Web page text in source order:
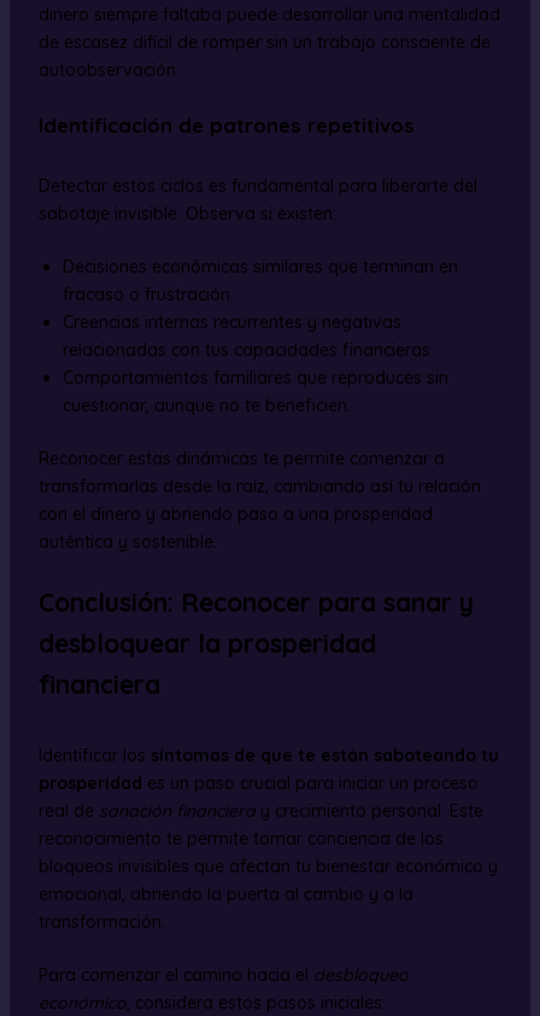
dinero siempre faltaba puede desarrollar una mentalidad
de escasez difícil de romper sin un trabajo consciente de
autoobservación.
Identificación de patrones repetitivos
Detectar estos ciclos es fundamental para liberarte del
sabotaje invisible. Observa si existen:
Decisiones económicas similares que terminan en
fracaso o frustración.
Creencias internas recurrentes y negativas
relacionadas con tus capacidades financieras.
Comportamientos familiares que reproduces sin
cuestionar, aunque no te beneficien.
Reconocer estas dinámicas te permite comenzar a
transformarlas desde la raíz, cambiando así tu relación
con el dinero y abriendo paso a una prosperidad
auténtica y sostenible.
Conclusión: Reconocer para sanar y
desbloquear la prosperidad
financiera
Identificar los síntomas de que te están saboteando tu
prosperidad es un paso crucial para iniciar un proceso
real de sanación financieray crecimiento personal. Este
reconocimiento te permite tomar conciencia de los
bloqueos invisibles que afectan tu bienestar económico y
emocional, abriendo la puerta al cambio y a la
transformación.
Para comenzar el camino hacia el desbloqueo
económico, considera estos pasos iniciales: